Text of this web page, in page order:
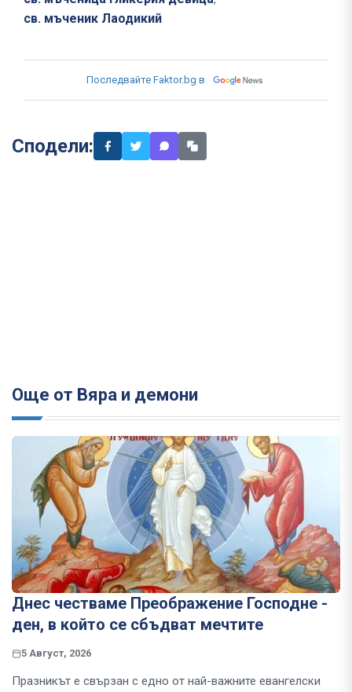
св. мъченик Лаодикий
Последвайте Faktor.bg в
Сподели:
Още от Вяра и демони
Днес честваме Преображение Господне -
ден, в който се сбъдват мечтите
5 Август, 2026
Празникът е свързан с едно от най-важните евангелски